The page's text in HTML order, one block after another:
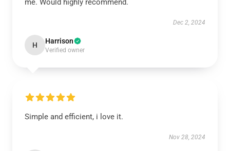
me. Would highly recommend.
Dec 2, 2024
H Harrison
Verified owner
Simple and efficient, i love it.
Nov 28, 2024